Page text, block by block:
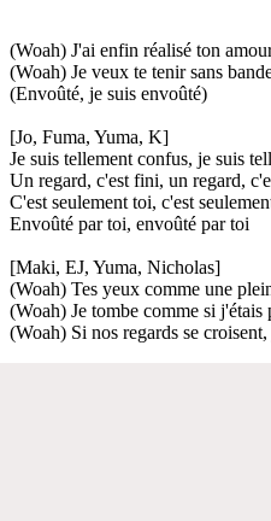
(Woah) J'ai enfin réalisé ton
(Woah) Je veux te tenir sans
(Envoûté, je suis envoûté)
[Jo, Fuma, Yuma, K]
Je suis tellement confus, je suis
Un regard, c'est fini, un regard,
C'est seulement toi, c'est
Envoûté par toi, envoûté par toi
[Maki, EJ, Yuma, Nicholas]
(Woah) Tes yeux comme une
(Woah) Je tombe comme si j'étais
(Woah) Si nos regards se